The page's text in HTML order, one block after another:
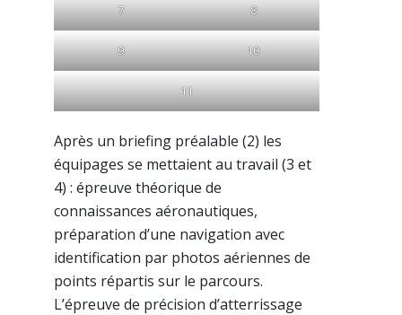
7 8
9 10
11
Après un briefing préalable (2) les
équipages se mettaient au travail (3 et
4) : épreuve théorique de
connaissances aéronautiques,
préparation d’une navigation avec
identification par photos aériennes de
points répartis sur le parcours.
L’épreuve de précision d’atterrissage